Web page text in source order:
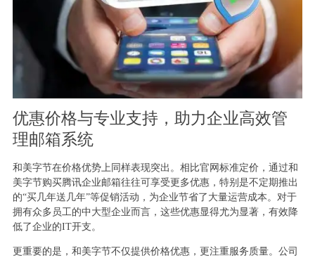
优惠价格与专业支持，助力企业高效管
理邮箱系统
和美字节在价格优势上同样表现突出。相比官网标准定价，通过和
美字节购买腾讯企业邮箱往往可享受更多优惠，特别是不定期推出
的“买几年送几年”等促销活动，为企业节省了大量运营成本。对于
拥有众多员工的中大型企业而言，这些优惠显得尤为显著，有效降
低了企业的IT开支。
更重要的是，和美字节不仅提供价格优惠，更注重服务质量。公司